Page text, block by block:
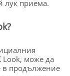
лук приема.
Look, може да
в продължение